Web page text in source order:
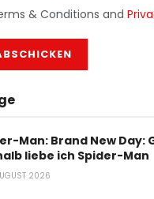
& Conditions and
Man: Brand New Day:
liebe ich Spider-Man
2026